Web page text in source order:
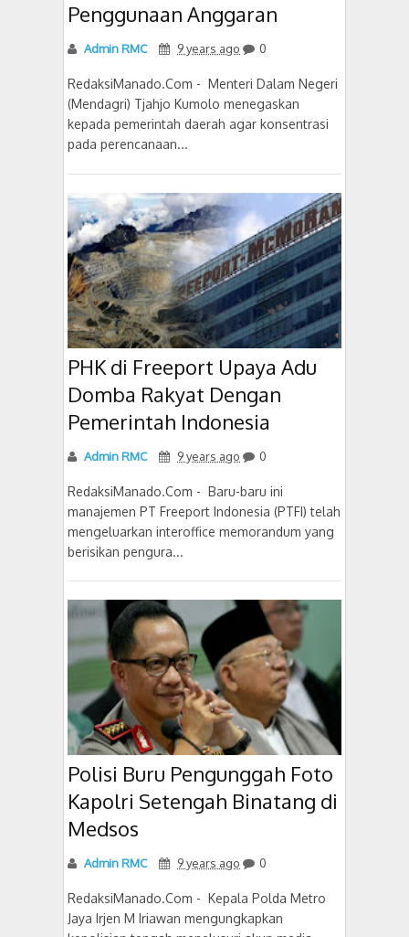
Penggunaan Anggaran
Admin RMC 9 years ago 0
RedaksiManado.Com - Menteri Dalam Negeri
(Mendagri) Tjahjo Kumolo menegaskan
kepada pemerintah daerah agar konsentrasi
pada perencanaan...
PHK di Freeport Upaya Adu
Domba Rakyat Dengan
Pemerintah Indonesia
Admin RMC 9 years ago 0
RedaksiManado.Com - Baru-baru ini
manajemen PT Freeport Indonesia (PTFI) telah
mengeluarkan interoffice memorandum yang
berisikan pengura...
Polisi Buru Pengunggah Foto
Kapolri Setengah Binatang di
Medsos
Admin RMC 9 years ago 0
RedaksiManado.Com - Kepala Polda Metro
Jaya Irjen M Iriawan mengungkapkan